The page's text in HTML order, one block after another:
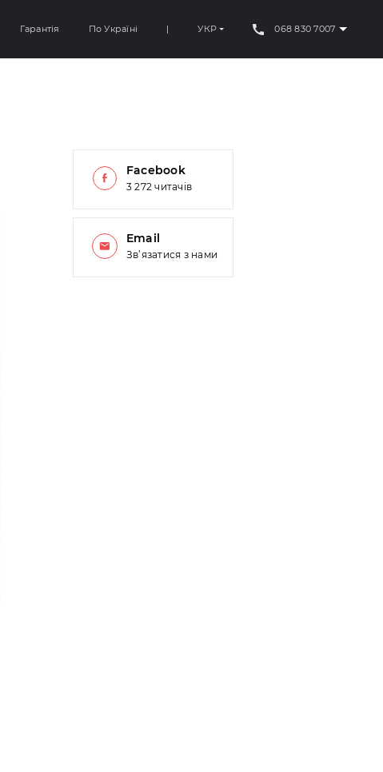
Гарантія По Україні | УКР 068 830 7007
Facebook
3 272 читачів
Email
Зв’язатися з нами